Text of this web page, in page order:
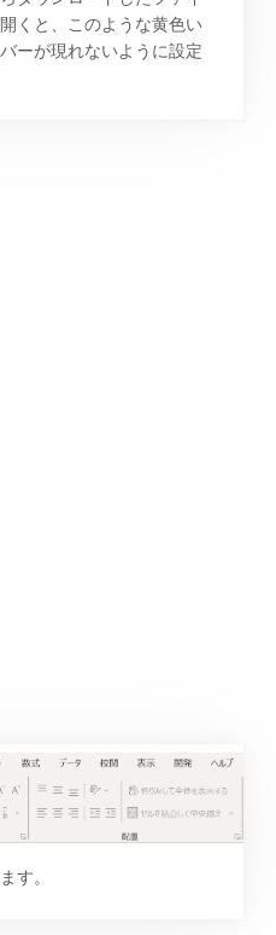
くと、このような黄色い
ーが現れないように設定
す。